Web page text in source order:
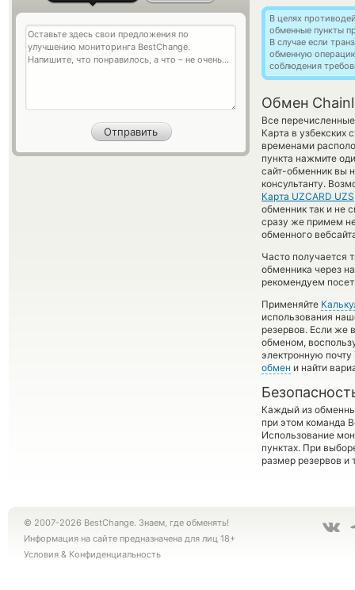
В целях
обменные пункты
В случае если
обменную
соблюдения
Обмен
Все
Карта в узбекских
временами
пункта нажмите
сайт-обменник вы
консультанту.
Карта UZCARD UZS
обменник так и не
сразу же примем
обменного
Часто получается
обменника через
рекомендуем
Применяйте
использования
резервов. Если же
обменом,
электронную
обмен и найти
Каждый из
при этом команда
Использование
пунктах. При
размер резервов и
© 2007-2026 BestChange. Знаем, где обменять!
Информация на сайте предназначена для лиц 18+
Условия & Конфиденциальность